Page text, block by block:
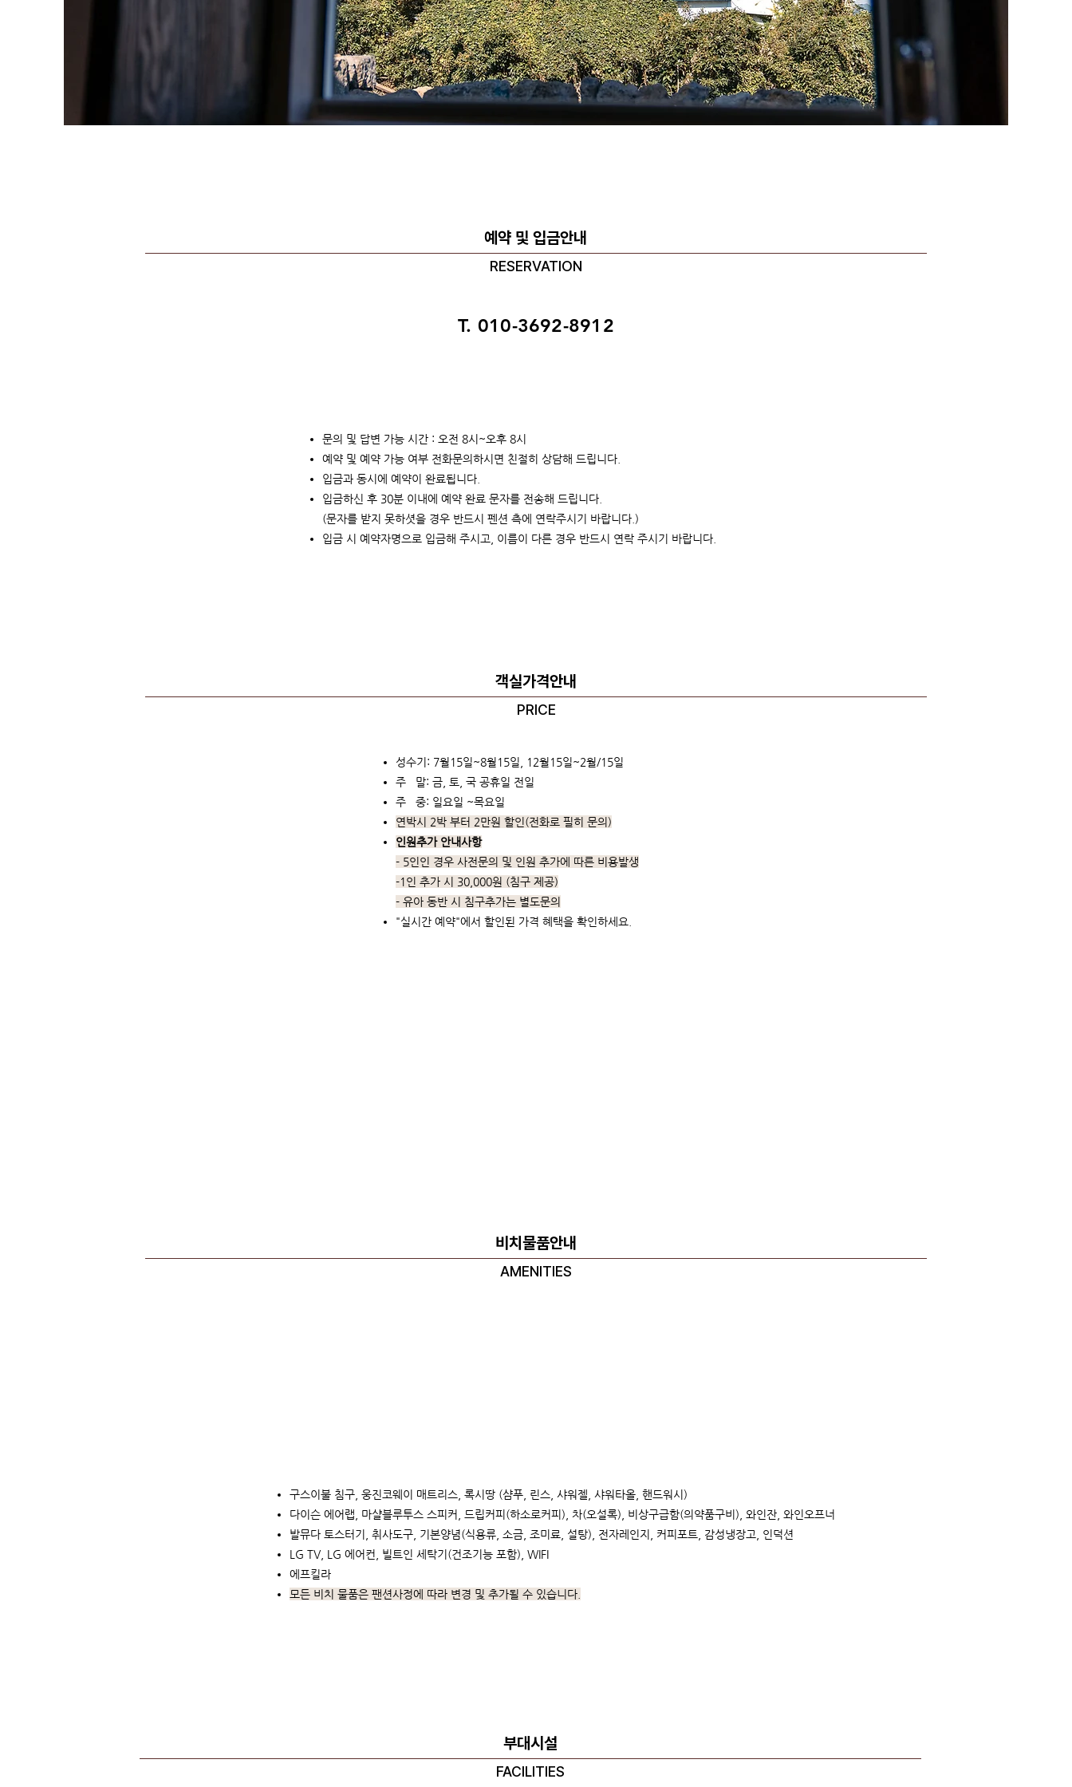
예약 및 입금안내
RESERVATION
T. 010-3692-8912
​문의 및 답변 가능 시간 : 오전 8시~오후 8시
예약 및 예약 가능 여부 전화문의하시면 친절히 상담해 드립니다.
입금과 동시에 예약이 완료됩니다.
입금하신 후 30분 이내에 예약 완료 문자를 전송해 드립니다.
(문자를 받지 못하셧을 경우 반드시 펜션 측에 연락주시기 바랍니다.)
​입금 시 예약자명으로 입금해 주시고, 이름이 다른 경우 반드시 연락 주시기 바랍니다.
객실가격안내
PRICE
성수기: 7월15일~8월15일, 12월15일~2월/15일
주 말: 금, 토, 국 공휴일 전일​
주 중: 일요일 ~목요일​
연박시 2박 부터 2만원 할인(전화로 필히 문의)
인원추가 안내사항
- 5인인 경우 사전문의 및 인원 추가에 따른 비용발생
-1인 추가 시 30,000원 (침구 제공)
- 유아 동반 시 침구추가는 별도문의
"​실시간 예약"에서 할인된 가격 혜택을 확인하세요.
비치물품안내
AMENITIES
구스이불 침구, 웅진코웨이 매트리스, 록시땅 (샴푸, 린스, 샤워젤, 샤워타올, 핸드워시)
다이슨 에어랩, 마샬블루투스 스피커, 드립커피(하소로커피), 차(오설록), 비상구급함(의약품구비), 와인잔, 와인오프너
발뮤다 토스터기, 취사도구, 기본양념(식용류, 소금, 조미료, 설탕), 전자레인지, 커피포트, 감성냉장고, 인덕션
LG TV, LG 에어컨, 빌트인 세탁기(건조기능 포함), WIFI
에프킬라
모든 비치 물품은 팬션사정에 따라 변경 및 추가될 수 있습니다.
부대시설
FACILITIES